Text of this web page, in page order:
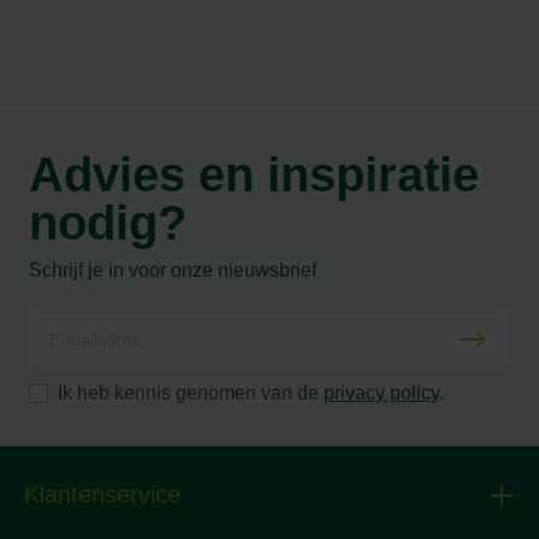
Advies en inspiratie
nodig?
Schrijf je in voor onze nieuwsbrief
Ik heb kennis genomen van de privacy policy.
Klantenservice